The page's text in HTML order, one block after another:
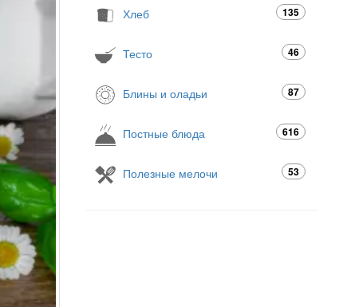
Хлеб 135
Тесто 46
Блины и оладьи 87
Постные блюда 616
Полезные мелочи 53